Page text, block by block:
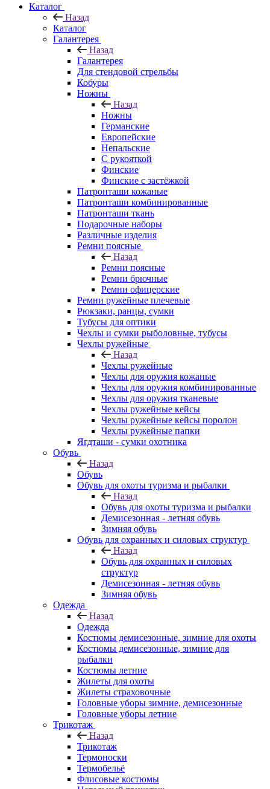
Каталог
Назад
Каталог
Галантерея
Назад
Галантерея
Для стендовой стрельбы
Кобуры
Ножны
Назад
Ножны
Германские
Европейские
Непальские
С рукояткой
Финские
Финские с застёжкой
Патронташи кожаные
Патронташи комбинированные
Патронташи ткань
Подарочные наборы
Различные изделия
Ремни поясные
Назад
Ремни поясные
Ремни брючные
Ремни офицерские
Ремни ружейные плечевые
Рюкзаки, ранцы, сумки
Тубусы для оптики
Чехлы и сумки рыболовные, тубусы
Чехлы ружейные
Назад
Чехлы ружейные
Чехлы для оружия кожаные
Чехлы для оружия комбинированные
Чехлы для оружия тканевые
Чехлы ружейные кейсы
Чехлы ружейные кейсы поролон
Чехлы ружейные папки
Ягдташи - сумки охотника
Обувь
Назад
Обувь
Обувь для охоты туризма и рыбалки
Назад
Обувь для охоты туризма и рыбалки
Демисезонная - летняя обувь
Зимняя обувь
Обувь для охранных и силовых структур
Назад
Обувь для охранных и силовых
структур
Демисезонная - летняя обувь
Зимняя обувь
Одежда
Назад
Одежда
Костюмы демисезонные, зимние для охоты
Костюмы демисезонные, зимние для
рыбалки
Костюмы летние
Жилеты для охоты
Жилеты страховочные
Головные уборы зимние, демисезонные
Головные уборы летние
Трикотаж
Назад
Трикотаж
Термоноски
Термобельё
Флисовые костюмы